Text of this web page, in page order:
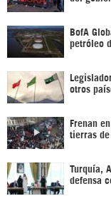
BofA
petróleo
otros
Frenan
tierras
Turquía,
defensa